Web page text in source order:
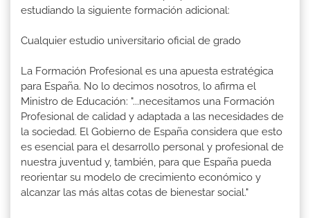
estudiando la siguiente formación adicional:
Cualquier estudio universitario oficial de grado
La Formación Profesional es una apuesta estratégica
para España. No lo decimos nosotros, lo afirma el
Ministro de Educación: "...necesitamos una Formación
Profesional de calidad y adaptada a las necesidades de
la sociedad. El Gobierno de España considera que esto
es esencial para el desarrollo personal y profesional de
nuestra juventud y, también, para que España pueda
reorientar su modelo de crecimiento económico y
alcanzar las más altas cotas de bienestar social."